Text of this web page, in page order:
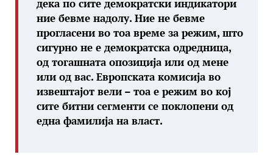
дека по сите демократски индикатори
ние бевме надолу. Ние не бевме
прогласени во тоа време за режим, што
сигурно не е демократска одредница,
од тогашната опозиција или од мене
или од вас. Европската комисија во
извештајот вели – тоа е режим во кој
сите битни сегменти се поклопени од
една фамилија на власт.